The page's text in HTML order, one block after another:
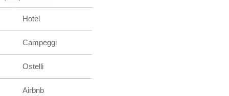
Hotel
Campeggi
Ostelli
Airbnb